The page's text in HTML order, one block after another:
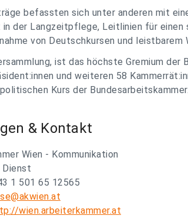
befassten sich unter anderen mit
der Langzeitpflege, Leitlinien für einen
von Deutschkursen und leistbarem
ist das höchste Gremium der
und weiteren 58
Kurs der Bundesarbeitskammer.
& Kontakt
Wien - Kommunikation
Dienst
1 501 65 12565
wien.arbeiterkammer.at